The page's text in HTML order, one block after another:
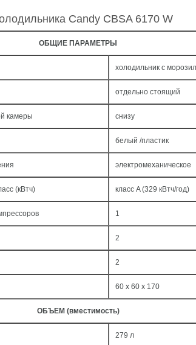
Candy CBSA 6170 W
ОБЩИЕ ПАРАМЕТРЫ
холодильник с
отдельно стоящий
камеры снизу
белый /пластик
электромеханическое
(кВтч) класс A (329 кВтч/год)
1
2
2
60 x 60 x 170
ОБЪЕМ (вместимость)
279 л